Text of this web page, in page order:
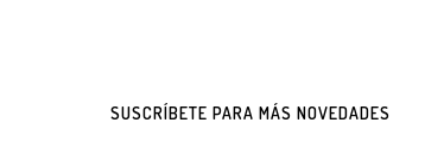
SUSCRÍBETE PARA MÁS NOVEDADES